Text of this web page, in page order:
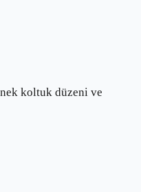
koltuk düzeni ve